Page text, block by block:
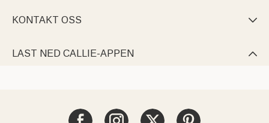
KONTAKT OSS 
LAST NED CALLIE-APPEN 